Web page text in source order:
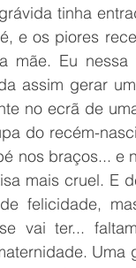
tinha
e os piores
mãe. Eu
assim gerar
no ecrã de
do recém-
nos braços... e
mais cruel. E
felicidade,
vai ter...
Uma